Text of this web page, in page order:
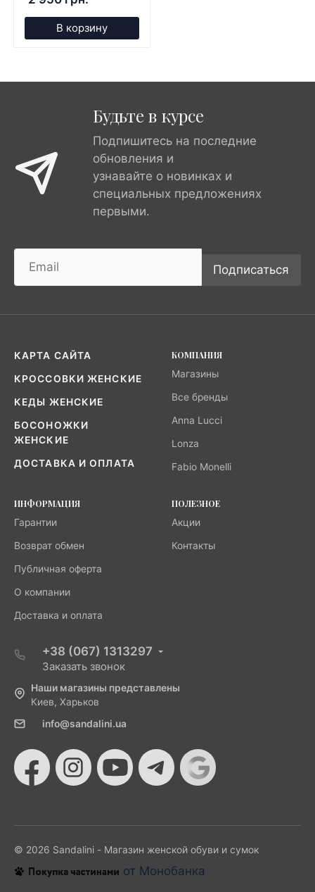
В корзину
Будьте в курсе
Подпишитесь на последние
обновления и
узнавайте о новинках и
специальных предложениях
первыми.
Подписаться
КАРТА САЙТА
КРОССОВКИ ЖЕНСКИЕ
КЕДЫ ЖЕНСКИЕ
БОСОНОЖКИ
ЖЕНСКИЕ
ДОСТАВКА И ОПЛАТА
КОМПАНИЯ
Магазины
Все бренды
Anna Lucci
Lonza
Fabio Monelli
ИНФОРМАЦИЯ
Гарантии
Возврат обмен
Публичная оферта
О компании
Доставка и оплата
ПОЛЕЗНОЕ
Акции
Контакты
+38 (067) 1313297
Заказать звонок
Наши магазины представлены
Киев, Харьков
info@sandalini.ua
© 2026 Sandalini - Магазин женской обуви и сумок
от Монобанка